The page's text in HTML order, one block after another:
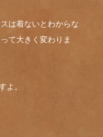
は着ないとわからな
て大きく変わりま
よ。